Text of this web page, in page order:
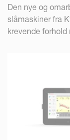
Den nye og
slåmaskiner fra
krevende